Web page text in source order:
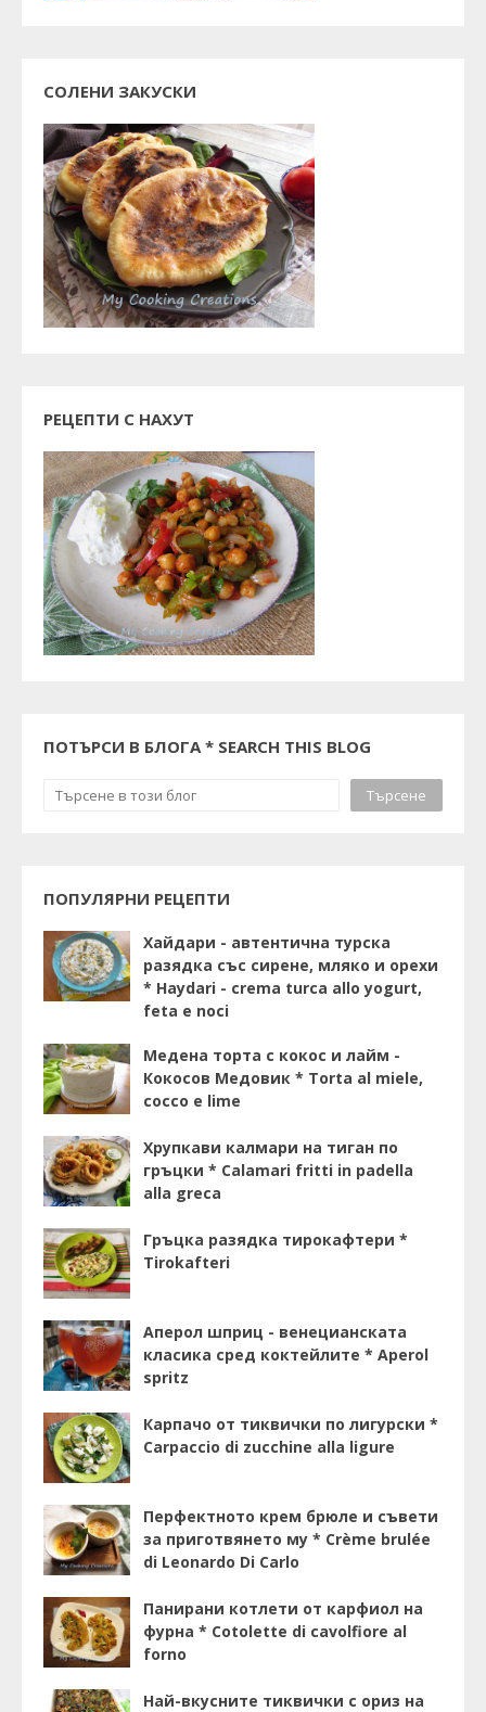
СОЛЕНИ ЗАКУСКИ
РЕЦЕПТИ С НАХУТ
ПОТЪРСИ В БЛОГА * SEARCH THIS BLOG
ПОПУЛЯРНИ РЕЦЕПТИ
Хайдари - автентична турска
разядка със сирене, мляко и орехи
* Haydari - crema turca allo yogurt,
feta e noci
Медена торта с кокос и лайм -
Кокосов Медовик * Torta al miele,
cocco e lime
Хрупкави калмари на тиган по
гръцки * Calamari fritti in padella
alla greca
Гръцка разядка тирокафтери *
Tirokafteri
Аперол шприц - венецианската
класика сред коктейлите * Aperol
spritz
Карпачо от тиквички по лигурски *
Carpaccio di zucchine alla ligure
Перфектното крем брюле и съвети
за приготвянето му * Crème brulée
di Leonardo Di Carlo
Панирани котлети от карфиол на
фурна * Cotolette di cavolfiore al
forno
Най-вкусните тиквички с ориз на